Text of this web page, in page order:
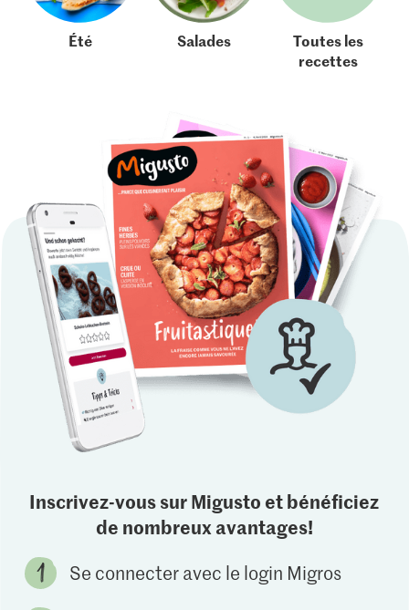
Été Salades
Toutes les
recettes
Inscrivez-vous sur Migusto et bénéficiez
de nombreux avantages!
Se connecter avec le login Migros